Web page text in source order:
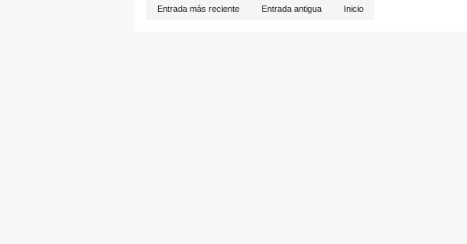
Entrada más reciente Entrada antigua Inicio